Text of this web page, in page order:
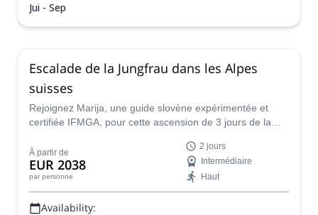
Jui - Sep
Escalade de la Jungfrau dans les Alpes
suisses
Rejoignez Marija, une guide slovène expérimentée et
certifiée IFMGA, pour cette ascension de 3 jours de la
suisses.
À partir de
EUR 2038
par personne
2 jours
Intermédiaire
Haut
Availability: